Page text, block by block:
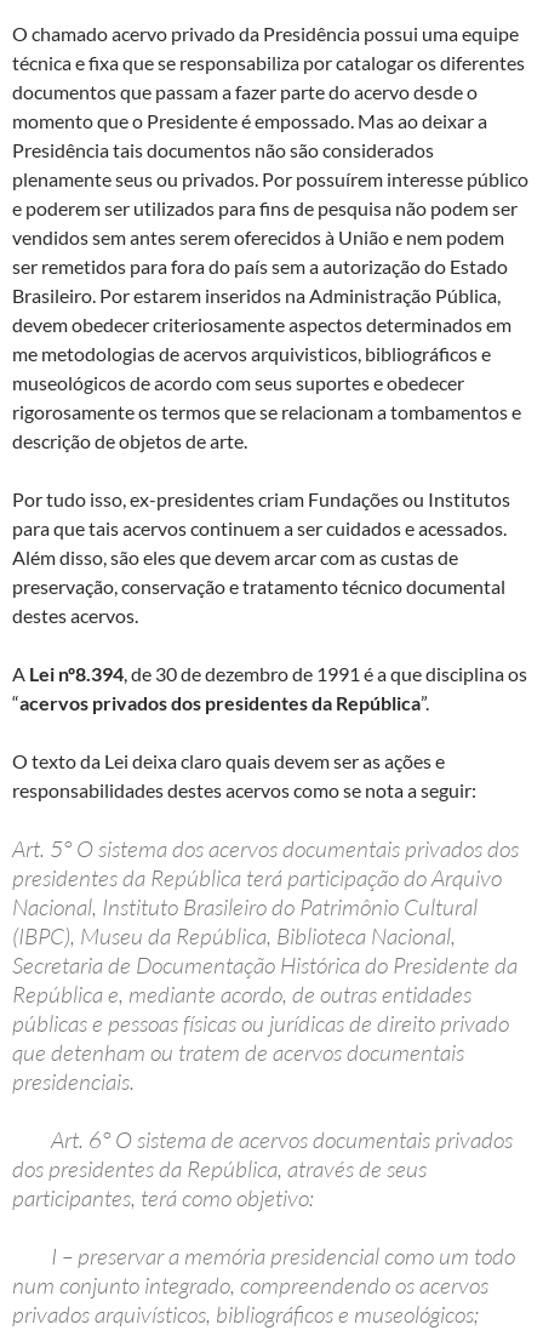
O chamado acervo privado da Presidência possui uma equipe
técnica e fixa que se responsabiliza por catalogar os diferentes
documentos que passam a fazer parte do acervo desde o
momento que o Presidente é empossado. Mas ao deixar a
Presidência tais documentos não são considerados
plenamente seus ou privados. Por possuírem interesse público
e poderem ser utilizados para fins de pesquisa não podem ser
vendidos sem antes serem oferecidos à União e nem podem
ser remetidos para fora do país sem a autorização do Estado
Brasileiro. Por estarem inseridos na Administração Pública,
devem obedecer criteriosamente aspectos determinados em
me metodologias de acervos arquivisticos, bibliográficos e
museológicos de acordo com seus suportes e obedecer
rigorosamente os termos que se relacionam a tombamentos e
descrição de objetos de arte.
Por tudo isso, ex-presidentes criam Fundações ou Institutos
para que tais acervos continuem a ser cuidados e acessados.
Além disso, são eles que devem arcar com as custas de
preservação, conservação e tratamento técnico documental
destes acervos.
A Lei nº8.394, de 30 de dezembro de 1991 é a que disciplina os
“acervos privados dos presidentes da República”.
O texto da Lei deixa claro quais devem ser as ações e
responsabilidades destes acervos como se nota a seguir:
Art. 5° O sistema dos acervos documentais privados dos
presidentes da República terá participação do Arquivo
Nacional, Instituto Brasileiro do Patrimônio Cultural
(IBPC), Museu da República, Biblioteca Nacional,
Secretaria de Documentação Histórica do Presidente da
República e, mediante acordo, de outras entidades
públicas e pessoas físicas ou jurídicas de direito privado
que detenham ou tratem de acervos documentais
presidenciais.
Art. 6° O sistema de acervos documentais privados
dos presidentes da República, através de seus
participantes, terá como objetivo:
I – preservar a memória presidencial como um todo
num conjunto integrado, compreendendo os acervos
privados arquivísticos, bibliográficos e museológicos;